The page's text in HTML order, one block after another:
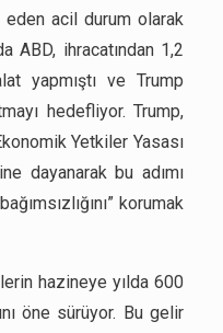
eden acil durum olarak
ABD, ihracatından 1,2
yapmıştı ve Trump
hedefliyor. Trump,
Yetkiler Yasası
dayanarak bu adımı
korumak
hazineye yılda 600
öne sürüyor. Bu gelir